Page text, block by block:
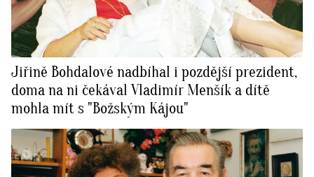
Jiřině Bohdalové nadbíhal i pozdější prezident,
doma na ni čekával Vladimír Menšík a dítě
mohla mít s "Božským Kájou"